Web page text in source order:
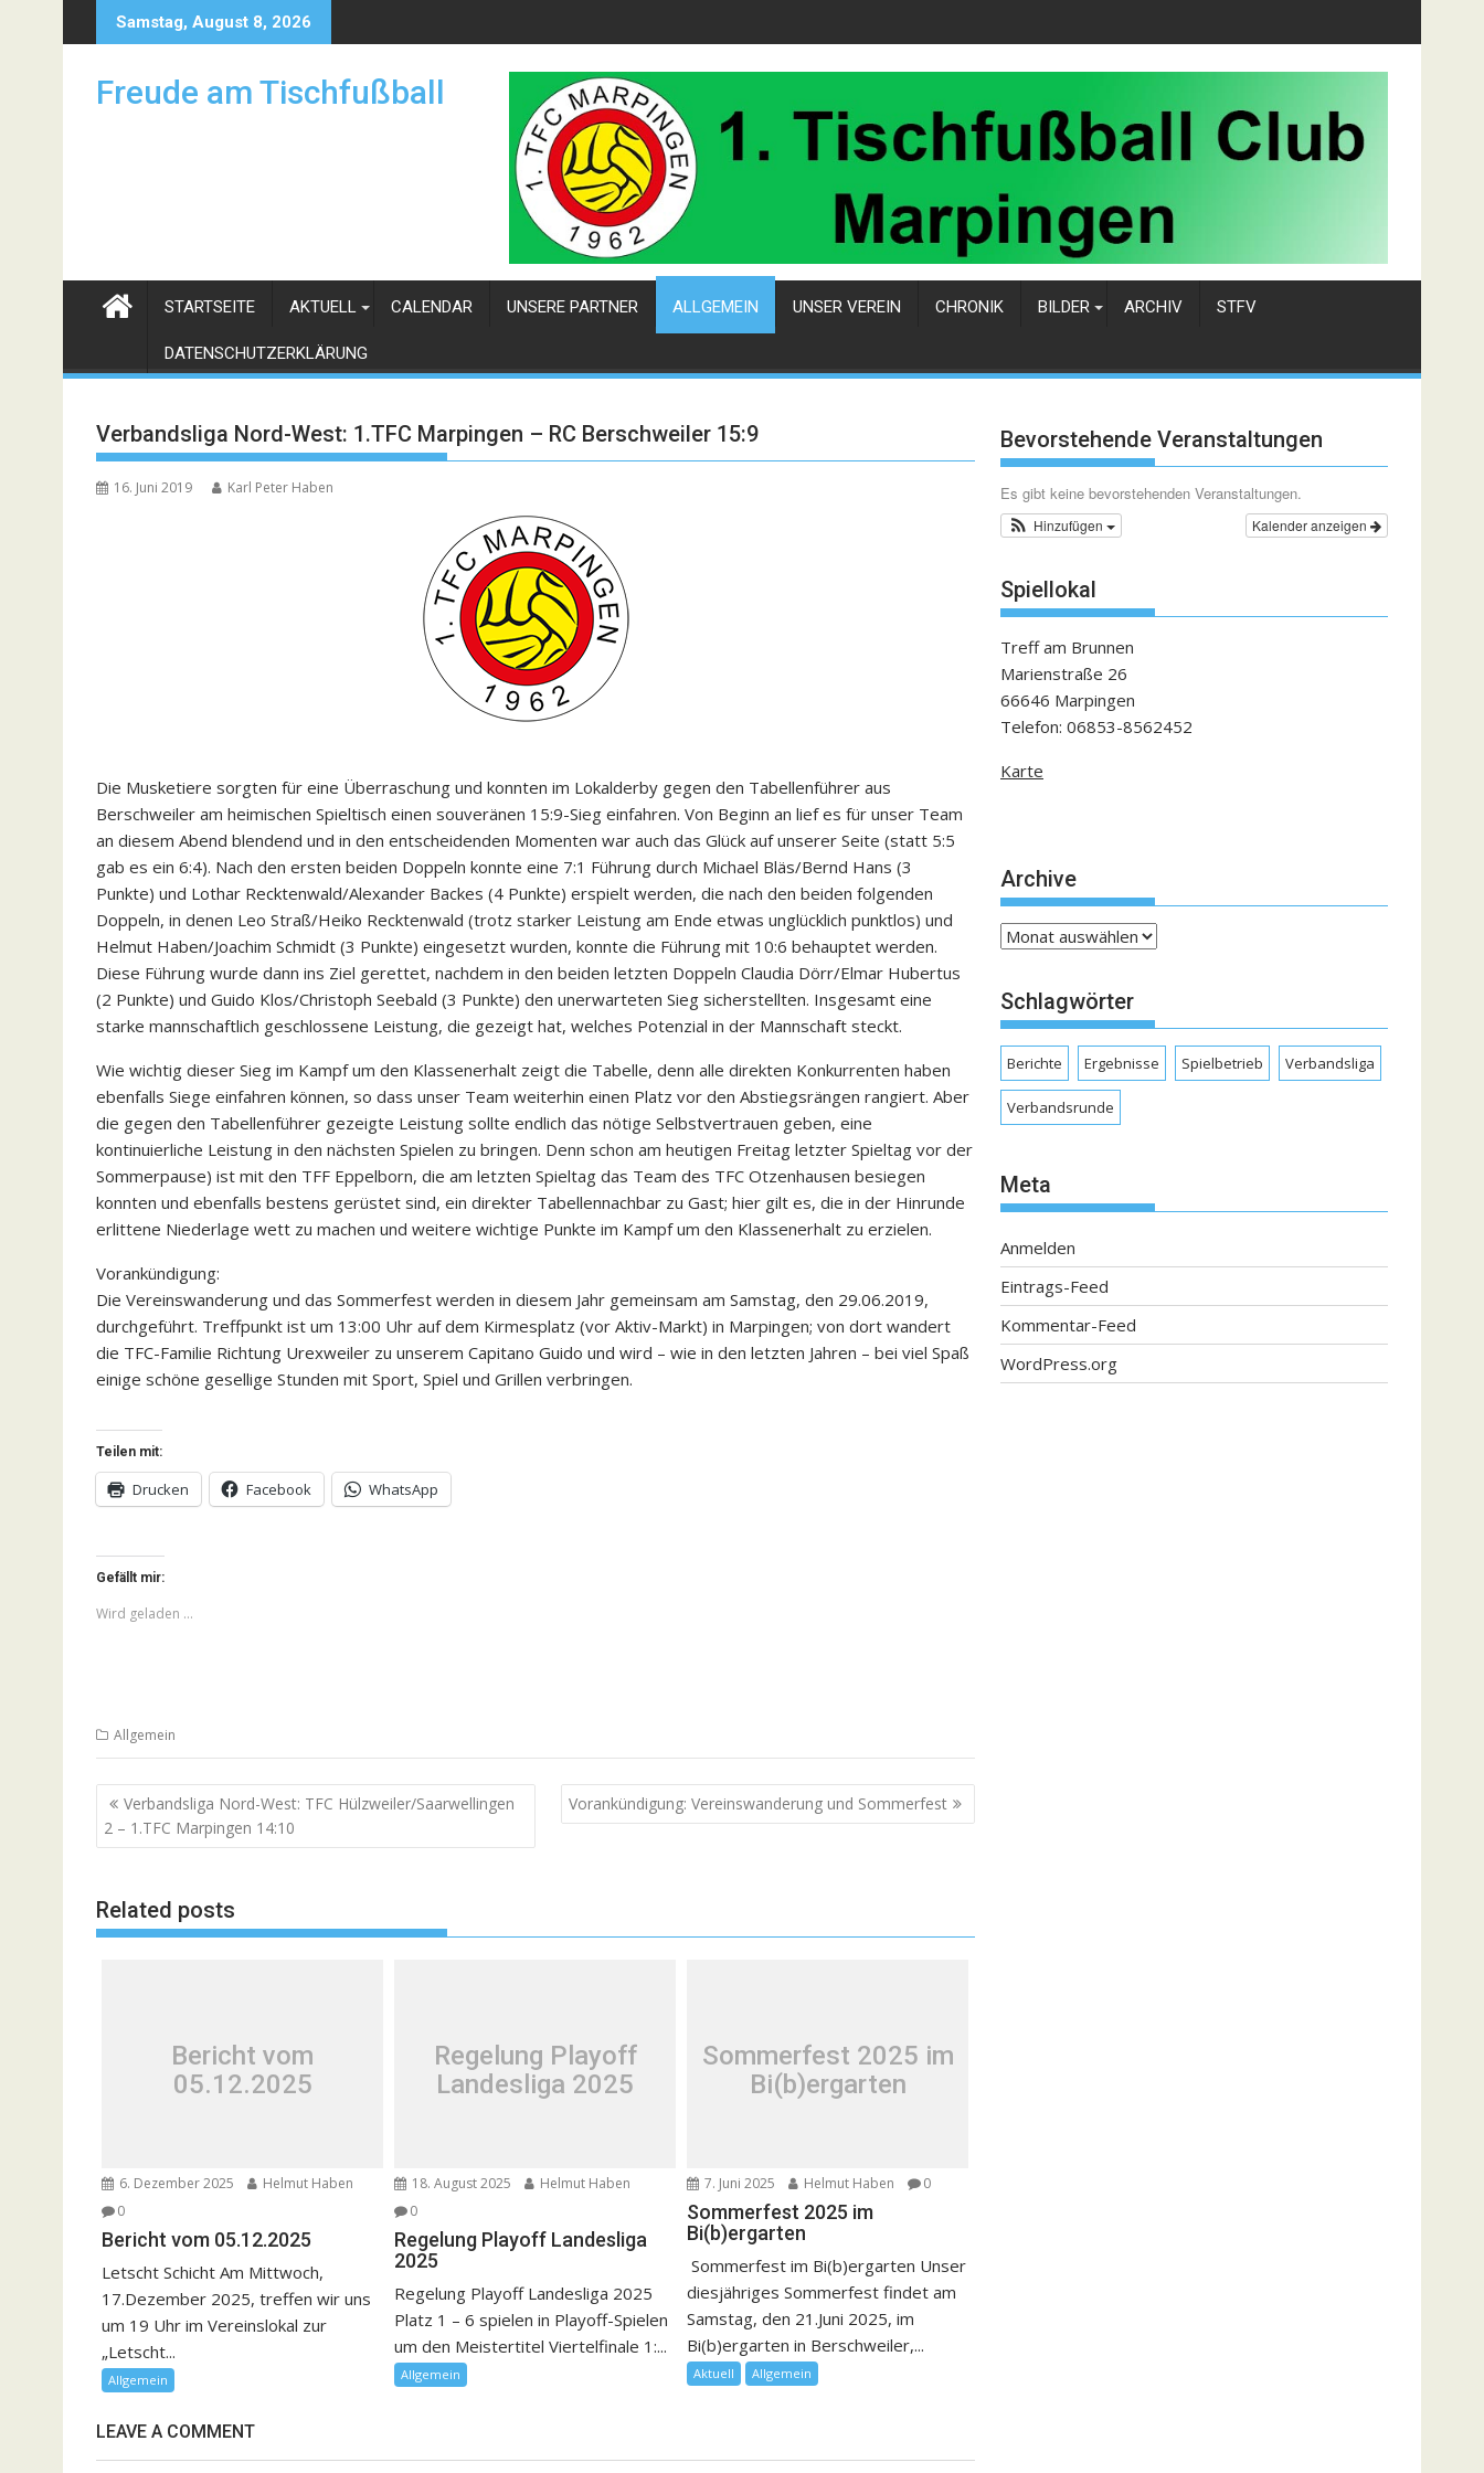
to
Samstag, August 8, 2026
Freude am Tischfußball
STARTSEITE AKTUELL CALENDAR UNSERE PARTNER ALLGEMEIN UNSER VEREIN CHRONIK BILDER ARCHIV STFV
DATENSCHUTZERKLÄRUNG
Verbandsliga Nord-West: 1.TFC Marpingen – RC Berschweiler 15:9
16. Juni 2019 Karl Peter Haben
Die Musketiere sorgten für eine Überraschung und konnten im Lokalderby gegen den Tabellenführer aus
Berschweiler am heimischen Spieltisch einen souveränen 15:9-Sieg einfahren. Von Beginn an lief es für unser Team
an diesem Abend blendend und in den entscheidenden Momenten war auch das Glück auf unserer Seite (statt 5:5
gab es ein 6:4). Nach den ersten beiden Doppeln konnte eine 7:1 Führung durch Michael Bläs/Bernd Hans (3
Punkte) und Lothar Recktenwald/Alexander Backes (4 Punkte) erspielt werden, die nach den beiden folgenden
Doppeln, in denen Leo Straß/Heiko Recktenwald (trotz starker Leistung am Ende etwas unglücklich punktlos) und
Helmut Haben/Joachim Schmidt (3 Punkte) eingesetzt wurden, konnte die Führung mit 10:6 behauptet werden.
Diese Führung wurde dann ins Ziel gerettet, nachdem in den beiden letzten Doppeln Claudia Dörr/Elmar Hubertus
(2 Punkte) und Guido Klos/Christoph Seebald (3 Punkte) den unerwarteten Sieg sicherstellten. Insgesamt eine
starke mannschaftlich geschlossene Leistung, die gezeigt hat, welches Potenzial in der Mannschaft steckt.
Wie wichtig dieser Sieg im Kampf um den Klassenerhalt zeigt die Tabelle, denn alle direkten Konkurrenten haben
ebenfalls Siege einfahren können, so dass unser Team weiterhin einen Platz vor den Abstiegsrängen rangiert. Aber
die gegen den Tabellenführer gezeigte Leistung sollte endlich das nötige Selbstvertrauen geben, eine
kontinuierliche Leistung in den nächsten Spielen zu bringen. Denn schon am heutigen Freitag letzter Spieltag vor der
Sommerpause) ist mit den TFF Eppelborn, die am letzten Spieltag das Team des TFC Otzenhausen besiegen
konnten und ebenfalls bestens gerüstet sind, ein direkter Tabellennachbar zu Gast; hier gilt es, die in der Hinrunde
erlittene Niederlage wett zu machen und weitere wichtige Punkte im Kampf um den Klassenerhalt zu erzielen.
Vorankündigung:
Die Vereinswanderung und das Sommerfest werden in diesem Jahr gemeinsam am Samstag, den 29.06.2019,
durchgeführt. Treffpunkt ist um 13:00 Uhr auf dem Kirmesplatz (vor Aktiv-Markt) in Marpingen; von dort wandert
die TFC-Familie Richtung Urexweiler zu unserem Capitano Guido und wird – wie in den letzten Jahren – bei viel Spaß
einige schöne gesellige Stunden mit Sport, Spiel und Grillen verbringen.
Teilen mit:
Drucken Facebook WhatsApp
Gefällt mir:
Wird geladen …
Allgemein
Beitragsnavigation
Verbandsliga Nord-West: TFC Hülzweiler/Saarwellingen
2 – 1.TFC Marpingen 14:10
Vorankündigung: Vereinswanderung und Sommerfest
Related posts
Bericht vom
05.12.2025
6. Dezember 2025
Helmut Haben
0
Bericht vom 05.12.2025
Letscht Schicht Am Mittwoch,
17.Dezember 2025, treffen wir uns
um 19 Uhr im Vereinslokal zur
„Letscht...
Allgemein
Regelung Playoff
Landesliga 2025
18. August 2025
Helmut Haben
0
Regelung Playoff Landesliga
2025
Regelung Playoff Landesliga 2025
Platz 1 – 6 spielen in Playoff-Spielen
um den Meistertitel Viertelfinale 1:...
Allgemein
Sommerfest 2025 im
Bi(b)ergarten
7. Juni 2025 Helmut Haben 0
Sommerfest 2025 im
Bi(b)ergarten
Sommerfest im Bi(b)ergarten Unser
diesjähriges Sommerfest findet am
Samstag, den 21.Juni 2025, im
Bi(b)ergarten in Berschweiler,...
Aktuell Allgemein
LEAVE A COMMENT
Bevorstehende Veranstaltungen
Es gibt keine bevorstehenden Veranstaltungen.
Kalender anzeigen
Hinzufügen
Spiellokal
Treff am Brunnen
Marienstraße 26
66646 Marpingen
Telefon: 06853-8562452
Karte
Archive
Archive
Schlagwörter
Berichte Ergebnisse Spielbetrieb Verbandsliga
Verbandsrunde
Meta
Anmelden
Eintrags-Feed
Kommentar-Feed
WordPress.org